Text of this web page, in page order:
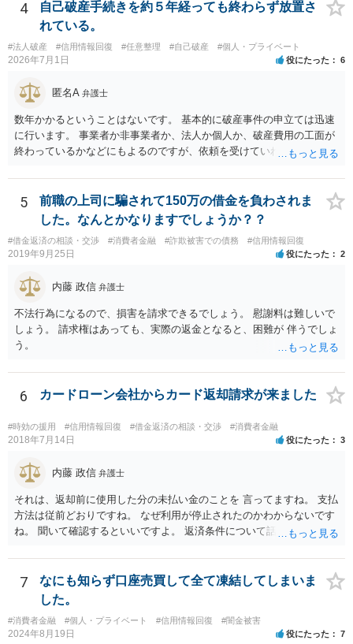
の滞納分を除き，借金を返済する必要がなくなる。 【②の回答】 ・個
人再生・破産ともに，信用情報に事故情報（いわゆるブラックリス
ト）として登録されますので，５年～１０年ほどは新たに借金をする
ことはできません。また，住宅や店舗を借りる際，保証会社の審査も
通らなくなるため，保証人を立てて契約する必要がある場合がありま
す。 ・ご家族名義の財産を処分する必要はありません。 ・個人再生・
破産ともに，返済が困難な状況に陥っている以上，事業継続は難しい
場合が多いです。もっとも，手続き終了後，新たに事業を行うことは
できます。 ・個人再生・破産ともに，裁判所で手続きを進める際に官
報に掲載されます。そのため，第三者に知られる可能性はゼロではあ
りませんが，官報をチェックしている人はほとんどいないと思われる
ため，知られる可能性は低いと思います。なお，戸籍などに載るので
はないかと心配される方がおられますが，そのようなことはありませ
ん。 ＜個人再生のデメリット＞ ・借金が減額されるとはいえ，３年～
５年間は返済を継続する必要がある。 ・所有している財産の価値が大
きい場合，借金が減らない場合がある。 ＜自己破産のデメリット＞ ・
借金の理由が問われ，場合によっては破産が認められない。 ・所有し
きない。 【③の回答】 ３０万円～６０万円程度かと思います。 弁護
て支払いのスケジュールを決めます。 なお，ご依頼後は借金を返済す
る必要はなくなるため，借金の返済に充てていた分を弁護士費用に充
てることが可能です。 【④の回答】 手続上の注意点が多いため，ご自
とをお勧めします。
4
自己破産手続きを約５年経っても終わらず放置さ
れている。
#法人破産 #信用情報回復 #任意整理 #自己破産 #個人・プライベート
2026年7月1日 役にたった 6
匿名A 弁護士
数年かかるということはないです。 基本的に破産事件の申立ては迅速
に行います。 事業者か非事業者か、法人か個人か、破産費用の工面が
終わっているかなどにもよるのですが、依頼を受けていれば責任が発
険信号・異常信号と思って頂いて結構です。 もし、新しく依頼をされ
る場合は、 スケジュール感を確認してみてください。 ①●月●日受任
通知発送→②１～２か月で返答かえってくる。報告書作成しはじめる
→③さらに１カ月程度をめどに裁判所に破産申立て など教えてくれる
と思います（個人破産で破産費用も確保できている場合の例示なの
で、法人や積み立てが必要な場合はまた変わります。）
5
前職の上司に騙されて150万の借金を負わされま
した。なんとかなりますでしょうか？？
#借金返済の相談・交渉 #消費者金融 #詐欺被害での債務 #信用情報回復
2019年9月25日 役にたった 2
内藤 政信 弁護士
不法行為になるので、損害を請求できるでしょう。 慰謝料は難しいで
しょう。 請求権はあっても、実際の返金となると、困難が 伴うでしょ
う。
6 カードローン会社からカード返却請求が来ました
#時効の援用 #信用情報回復 #借金返済の相談・交渉 #消費者金融
2018年7月14日 役にたった 3
内藤 政信 弁護士
それは、返却前に使用した分の未払い金のことを 言ってますね。 支払
方法は従前どおりですね。 なぜ利用が停止されたのかわからないです
ね。 聞いて確認するといいですよ。 返済条件について話し合う事は当
7
なにも知らず口座売買して全て凍結してしまいま
した。
#消費者金融 #個人・プライベート #信用情報回復 #闇金被害
2024年8月19日 役にたった 7